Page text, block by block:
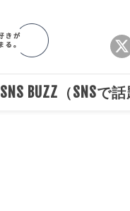
SNS BUZZ（SNSで話